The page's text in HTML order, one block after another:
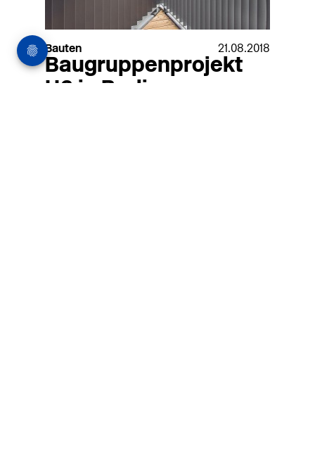
Bauten 21.08.2018
Baugruppenprojekt
H6 in Berlin